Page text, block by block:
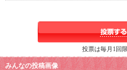
投票は毎月1回
みんなの投稿画像